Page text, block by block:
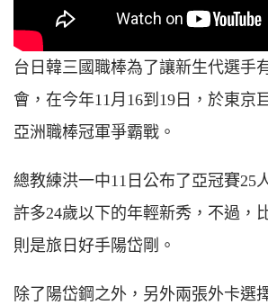
台日韓三國職棒為了讓新生代選手
會，在今年11月16到19日，於東京
亞洲職棒冠軍爭霸戰。
總教練洪一中11日公布了亞冠賽25
許多24歲以下的年輕新秀，不過，
則是旅日好手陽岱剛。
除了陽岱鋼之外，另外兩張外卡選